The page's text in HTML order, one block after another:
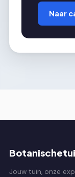
Naar
Jouw tuin, onze